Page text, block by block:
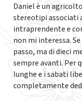
Daniel è un
stereotipi associati
intraprendente e
non mi interessa.
passo, ma di dieci
sempre avanti. Per
lunghe e i sabati
completamente